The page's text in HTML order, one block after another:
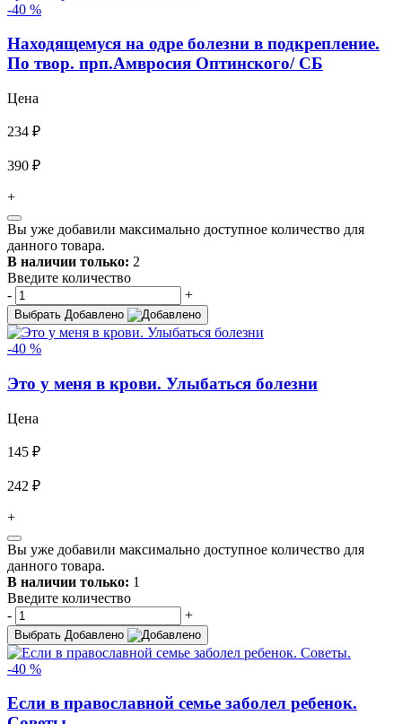
-40 %
Находящемуся на одре болезни в подкрепление.
По твор. прп.Амвросия Оптинского/ СБ
Цена
234 ₽
390 ₽
+
Вы уже добавили максимально доступное количество для
данного товара.
В наличии только: 2
Введите количество
-
+
Выбрать Добавлено
-40 %
Это у меня в крови. Улыбаться болезни
Цена
145 ₽
242 ₽
+
Вы уже добавили максимально доступное количество для
данного товара.
В наличии только: 1
Введите количество
-
+
Выбрать Добавлено
-40 %
Если в православной семье заболел ребенок.